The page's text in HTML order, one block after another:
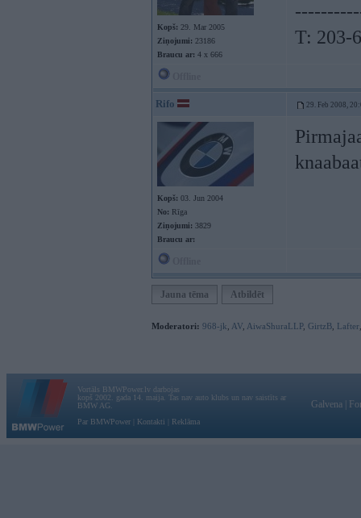
Kopš: 29. Mar 2005
Ziņojumi: 23186
Braucu ar: 4 x 666
T: 203-
Rifo 29. Feb 2008,
Kopš: 03. Jun 2004
No: Rīga
Ziņojumi: 3829
Braucu ar:
Jauna tēma Atbildēt
Moderatori: 968-jk AV AiwaShuraLLP, GirtzB Lafter
Vortāls BMWPower.lv darbojas
kopš 2002. gada 14. maija. Tas nav auto klubs un nav saistīts ar
BMW AG.
Par BMWPower
Kontakti Reklāma
Galvena